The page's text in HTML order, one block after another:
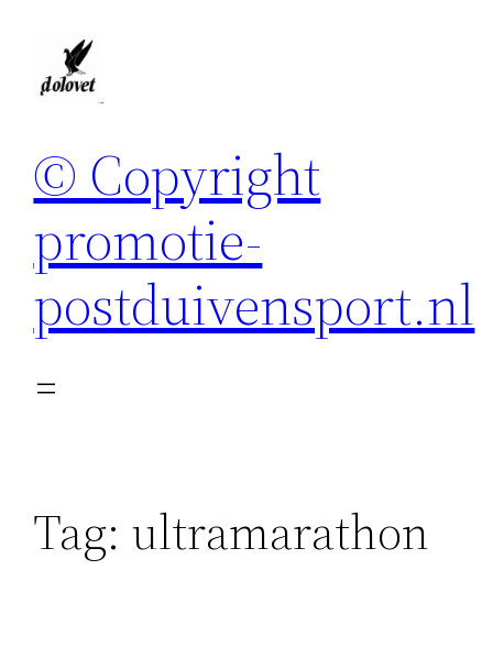
© Copyright
promotie-
postduivensport.nl
Tag: ultramarathon